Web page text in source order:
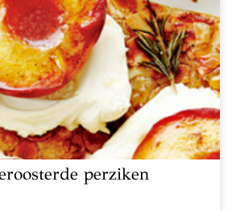
perziken